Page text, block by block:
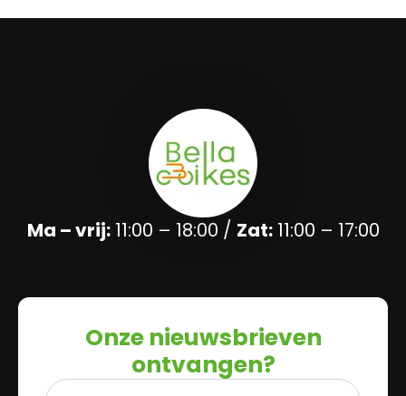
Ma – vrij:11:00 – 18:00 / Zat:11:00 – 17:00
Onze nieuwsbrieven
ontvangen?
Naam